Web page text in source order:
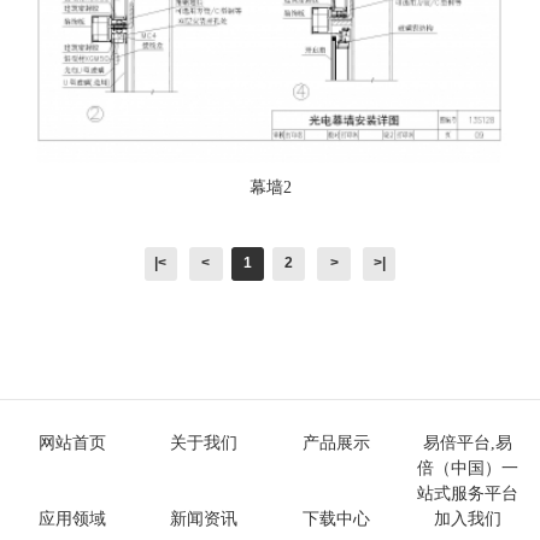
幕墙2
|< < 1 2 > >|
网站首页 关于我们 产品展示
易倍平台,易
倍（中国）一
站式服务平台
应用领域
新闻资讯 下载中心 加入我们